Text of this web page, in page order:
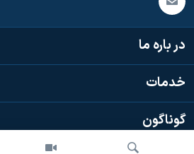
در باره ما
خدمات
گوناگون